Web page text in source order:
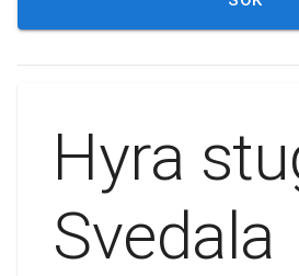
Hyra
Svedala